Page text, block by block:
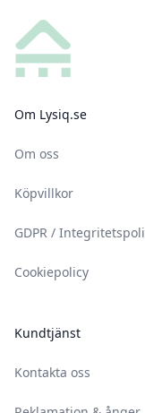
Om Lysiq.se
Om oss
Köpvillkor
GDPR /
Cookiepolicy
Kundtjänst
Kontakta oss